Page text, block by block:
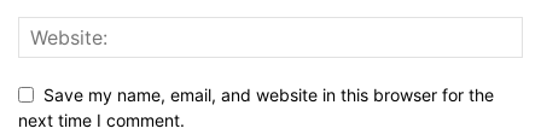
Save my name, email, and website in this browser for the
next time I comment.